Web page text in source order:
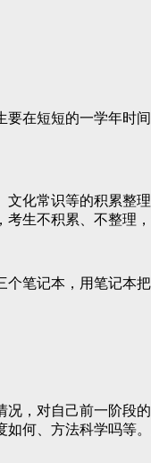
短短的一学年时间
常识等的积累整理
生不积累、不整理，
记本，用笔记本把
对自己前一阶段
何、方法科学吗等